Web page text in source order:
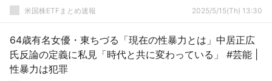
米国株ETFまとめ速報 2025/5/15(Th) 13:30
64歳有名女優・東ちづる「現在の性暴力とは」中居正広
氏反論の定義に私見「時代と共に変わっている」 #芸能 |
性暴力は犯罪